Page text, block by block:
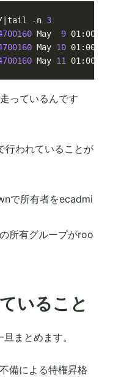
tail -n 3
May 9
May 10
May 11
っているんです
行われていることが
で所有者をecadmi
所有グループがroo
いること
まとめます。
備による特権昇格